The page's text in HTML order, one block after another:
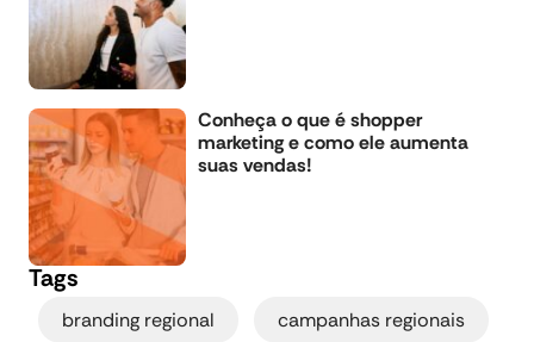
Conheça o que é shopper
marketing e como ele aumenta
suas vendas!
Tags
branding regional campanhas regionais